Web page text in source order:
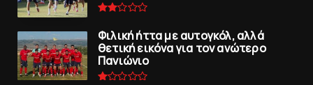
Φιλική ήττα με αυτογκόλ, αλλά
θετική εικόνα για τον ανώτερo
Πανιώνιo